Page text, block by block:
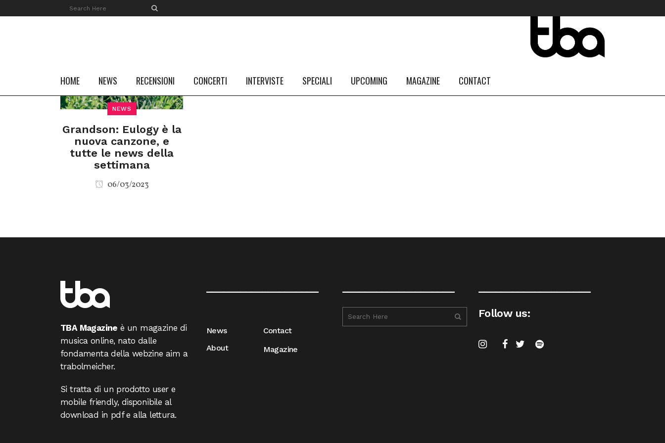
HOME NEWS RECENSIONI CONCERTI INTERVISTE SPECIALI UPCOMING MAGAZINE CONTACT
NEWS
Grandson: Eulogy è la
nuova canzone, e
tutte le news della
settimana
06/03/2023
FOLLOW US #TBA
INSTAGRAM FEED
TBA Magazine è un magazine di
musica online, nato dalle
fondamenta della webzine aim a
trabolmeicher.
Si tratta di un prodotto user e
mobile friendly, disponibile al
download in pdf e alla lettura.
News
About
Contact
Magazine
Follow us: